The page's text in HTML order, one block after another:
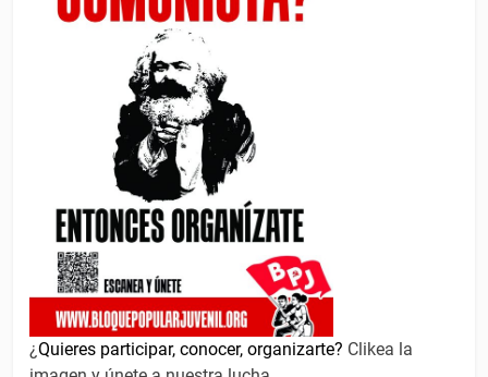
¿Quieres participar, conocer, organizarte? Clikea la